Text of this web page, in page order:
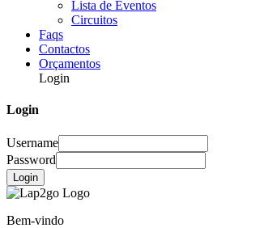
Lista de Eventos
Circuitos
Faqs
Contactos
Orçamentos
Login
Login
Username
Password
Login
Bem-vindo